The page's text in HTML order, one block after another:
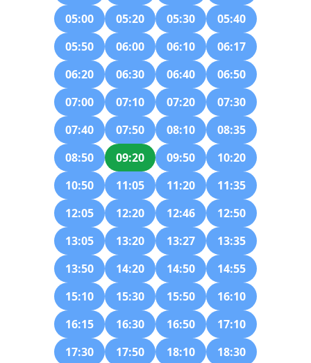
05:00
05:20 05:30
05:40
05:50
06:00 06:10
06:17
06:20
06:30 06:40
06:50
07:00
07:10 07:20
07:30
07:40
07:50 08:10
08:35
08:50
09:20 09:50
10:20
10:50
11:05 11:20
11:35
12:05
12:20 12:46
12:50
13:05
13:20 13:27
13:35
13:50
14:20 14:50
14:55
15:10
15:30 15:50
16:10
16:15
16:30 16:50
17:10
17:30
17:50 18:10
18:30